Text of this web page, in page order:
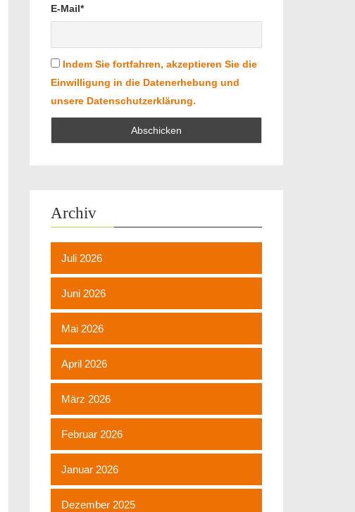
E-Mail*
Indem Sie fortfahren, akzeptieren Sie die
Einwilligung in die Datenerhebung und
unsere Datenschutzerklärung.
Archiv
Juli 2026
Juni 2026
Mai 2026
April 2026
März 2026
Februar 2026
Januar 2026
Dezember 2025